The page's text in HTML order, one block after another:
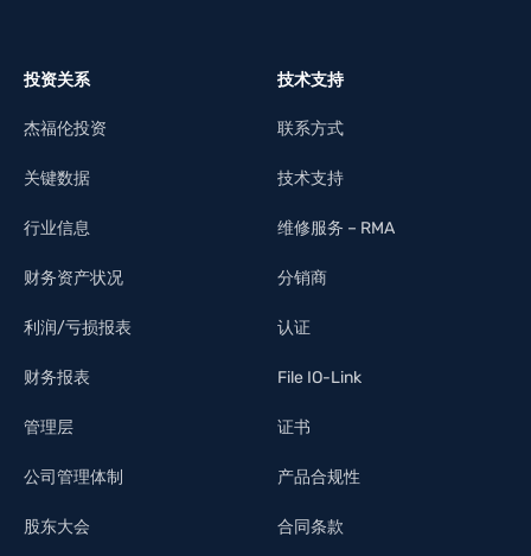
投资关系
杰福伦投资
关键数据
行业信息
财务资产状况
利润/亏损报表
财务报表
管理层
公司管理体制
股东大会
技术支持
联系方式
技术支持
维修服务 – RMA
分销商
认证
File IO-Link
证书
产品合规性
合同条款